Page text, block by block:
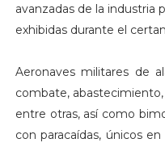
avanzadas de la industria
exhibidas durante el
Aeronaves militares de
combate,
entre otras, así como
con paracaídas, únicos